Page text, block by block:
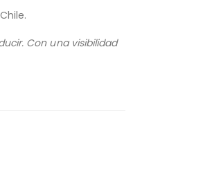
Con una visibilidad